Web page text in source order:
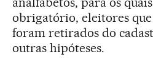
obrigatório, eleitores
foram retirados do
outras hipóteses.